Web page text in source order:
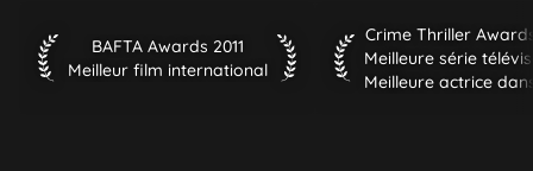
BAFTA Awards 2011 Meilleur film international
BAFTA Awards 2011
Meilleur film international
Crime Thriller Awards
Crime Thriller